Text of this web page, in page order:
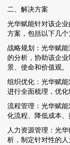
二、解决方案
光华赋能针对该企
方案，包括以下几个
战略规划：光华赋
的分析，协助该企
景、使命和价值观。
组织优化：光华赋
进行全面梳理，优化
流程管理：光华赋
化流程、降低成本、
人力资源管理：光
析，制定针对性的